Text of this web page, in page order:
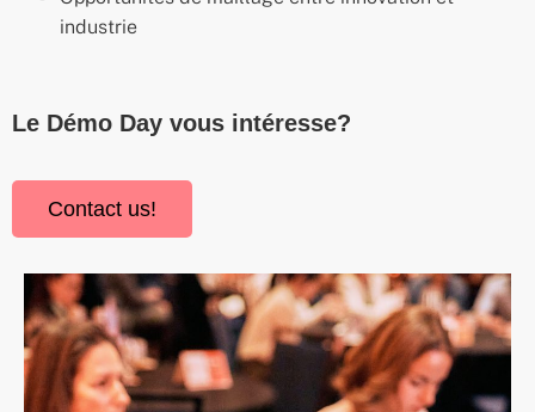
industrie
Le Démo Day vous intéresse?
Contact us!